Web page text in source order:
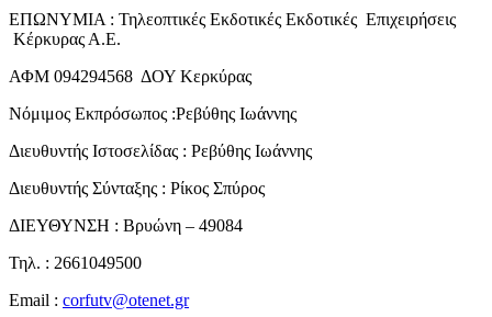
ΕΠΩΝΥΜΙΑ : Τηλεοπτικές Εκδοτικές Εκδοτικές Επιχειρήσεις
Κέρκυρας Α.Ε.
ΑΦΜ 094294568 ΔΟΥ Κερκύρας
Νόμιμος Εκπρόσωπος :Ρεβύθης Ιωάννης
Διευθυντής Ιστοσελίδας : Ρεβύθης Ιωάννης
Διευθυντής Σύνταξης : Ρίκος Σπύρος
ΔΙΕΥΘΥΝΣΗ : Βρυώνη – 49084
Τηλ. : 2661049500
Email : corfutv@otenet.gr